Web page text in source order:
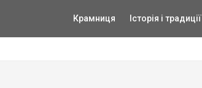
Крамниця Історія і традиції